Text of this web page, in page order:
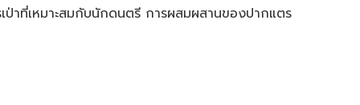
ป่าที่เหมาะสมกับนักดนตรี การผสมผสานของปากแตร